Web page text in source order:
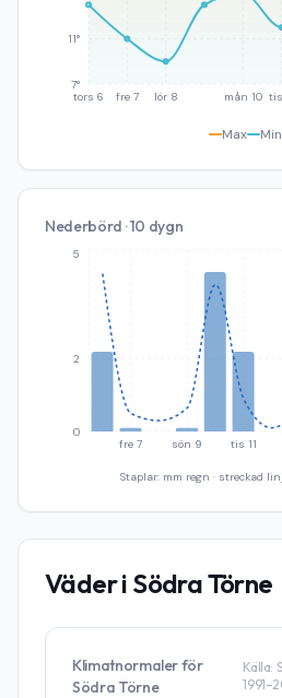
tors 6 fre 7 lör 8 mån 10 tis
7°
11°
Max Min
Nederbörd · 10 dygn
fre 7 sön 9 tis 11
0
2
5
Staplar: mm regn · streckad
Väder i Södra Törne
Klimatnormaler för
Södra Törne
Källa: